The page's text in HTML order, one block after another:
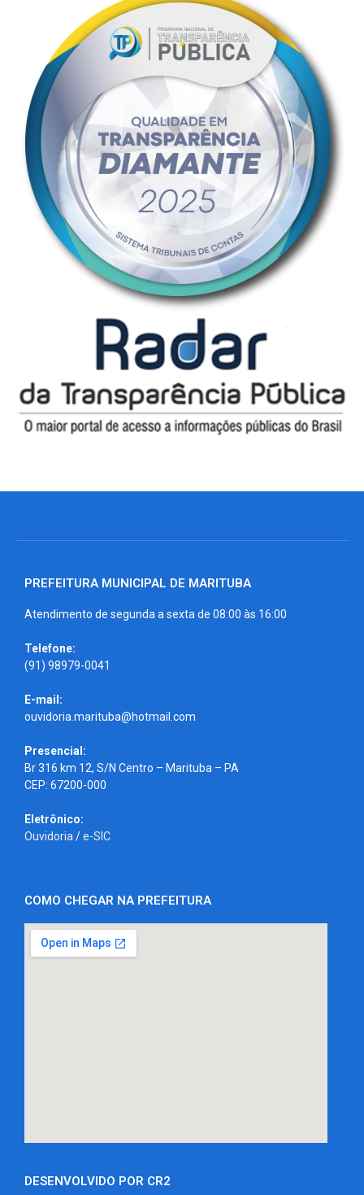
PREFEITURA MUNICIPAL DE MARITUBA
Atendimento de segunda a sexta de 08:00 às 16:00
Telefone:
(91) 98979-0041
E-mail:
ouvidoria.marituba@hotmail.com
Presencial:
Br 316 km 12, S/N Centro – Marituba – PA
CEP: 67200-000
Eletrônico:
Ouvidoria /e-SIC
COMO CHEGAR NA PREFEITURA
DESENVOLVIDO POR CR2